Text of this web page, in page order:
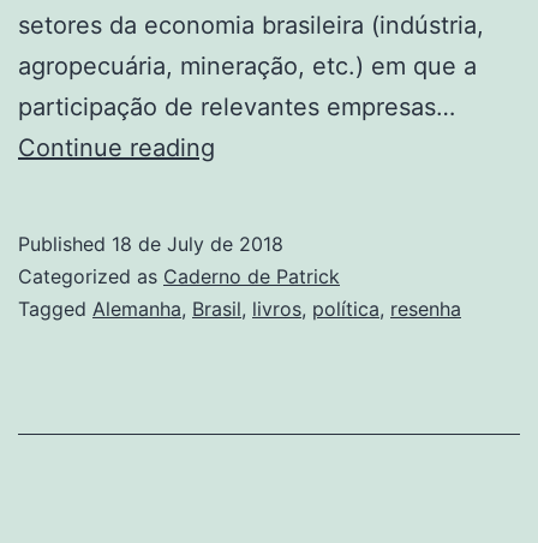
setores da economia brasileira (indústria,
agropecuária, mineração, etc.) em que a
participação de relevantes empresas…
Continue reading
Brasil.
O
Economia.
Published 18 de July de 2018
Categorized as Caderno de Patrick
Tagged Alemanha, Brasil, livros, política, resenha